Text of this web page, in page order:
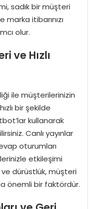
sadık bir müşteri
itibarınızı
olur.
ve Hızlı
ile müşterilerinizin
bir şekilde
kullanarak
Canlı yayınlar
oturumları
etkileşimi
ve dürüstlük, müşteri
önemli bir faktördür.